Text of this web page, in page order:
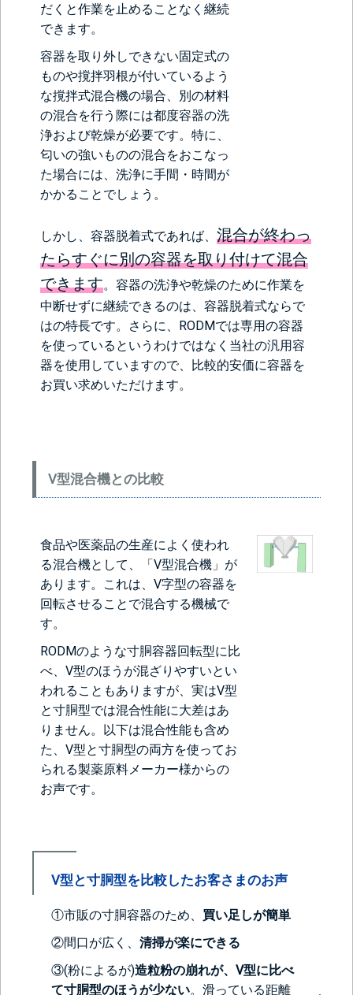
だくと作業を止めることなく継続
できます。
容器を取り外しできない固定式の
ものや撹拌羽根が付いているよう
な撹拌式混合機の場合、別の材料
の混合を行う際には都度容器の洗
浄および乾燥が必要です。特に、
匂いの強いものの混合をおこなっ
た場合には、洗浄に手間・時間が
かかることでしょう。
しかし、容器脱着式であれば、 混合が終わっ
たらすぐに別の容器を取り付けて混合
できます。容器の洗浄や乾燥のために作業を
中断せずに継続できるのは、容器脱着式ならで
はの特長です。さらに、RODMでは専用の容器
を使っているというわけではなく当社の汎用容
器を使用していますので、比較的安価に容器を
お買い求めいただけます。
V型混合機との比較
食品や医薬品の生産によく使われ
る混合機として、「V型混合機」が
あります。これは、V字型の容器を
回転させることで混合する機械で
す。
RODMのような寸胴容器回転型に比
べ、V型のほうが混ざりやすいとい
われることもありますが、実はV型
と寸胴型では混合性能に大差はあ
りません。以下は混合性能も含め
た、V型と寸胴型の両方を使ってお
られる製薬原料メーカー様からの
お声です。
V型と寸胴型を比較したお客さまのお声
①市販の寸胴容器のため、 買い足しが簡単
②間口が広く、 清掃が楽にできる
③(粉によるが)造粒粉の崩れが、V型に比べ
て寸胴型のほうが少ない。滑っている距離